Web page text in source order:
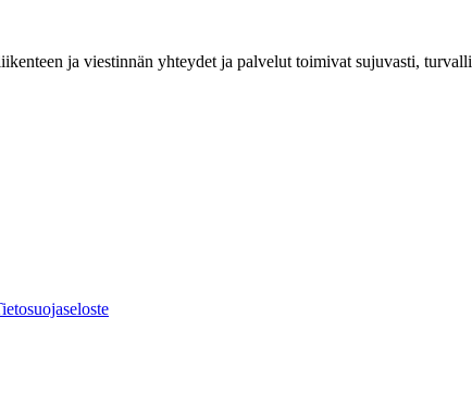
ja viestinnän yhteydet ja palvelut toimivat sujuvasti,